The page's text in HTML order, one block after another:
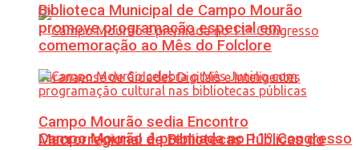
Campo Mourão é premiada no 11º Congresso
Biblioteca Municipal de Campo Mourão
promove programação especial em
comemoração ao Mês do Folclore
Campo Mourão sedia Encontro
Macrorregional de Bibliotecas Públicas do